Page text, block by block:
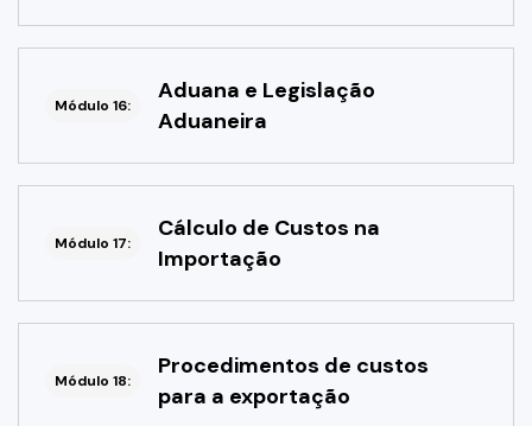
Módulo 16:
Aduana e Legislação
Aduaneira
Módulo 17:
Cálculo de Custos na
Importação
Módulo 18:
Procedimentos de custos
para a exportação